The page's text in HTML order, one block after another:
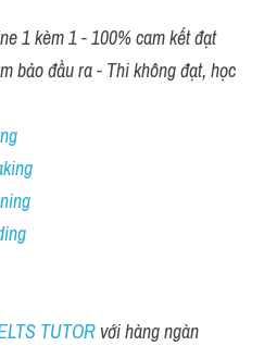
1 kèm 1 - 100% cam kết đạt
bảo đầu ra - Thi không đạt, học
TUTOR với hàng ngàn